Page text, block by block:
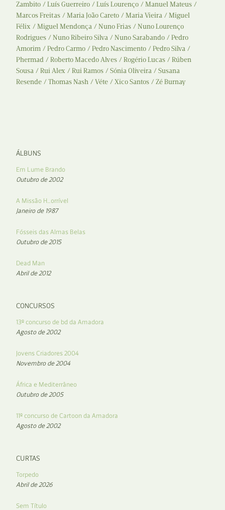
Zambito
Luís Guerreiro Luís Lourenço
Manuel Mateus
Marcos Freitas
Maria João Careto Maria Vieira
Miguel
Félix
Miguel Mendonça Nuno Frias
Nuno Lourenço
Rodrigues
Nuno Ribeiro Silva Nuno Sarabando
Pedro
Amorim
Pedro Carmo Pedro Nascimento
Pedro Silva
Phermad
Roberto Macedo Alves Rogério Lucas
Rúben
Sousa
Rui Alex Rui Ramos Sónia Oliveira
Susana
Resende
Thomas Nash Véte Xico Santos Zé Burnay
ÁLBUNS
Em Lume Brando
Outubro de 2002
A Missão H…orrível
Janeiro de 1987
Fósseis das Almas Belas
Outubro de 2015
Dead Man
Abril de 2012
CONCURSOS
13º concurso de bd da Amadora
Agosto de 2002
Jovens Criadores 2004
Novembro de 2004
África e Mediterrâneo
Outubro de 2005
11º concurso de Cartoon da Amadora
Agosto de 2002
CURTAS
Torpedo
Abril de 2026
Sem Título